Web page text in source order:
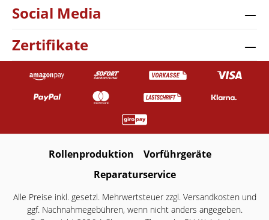
Social Media
Zertifikate
Rollenproduktion
Vorführgeräte
Reparaturservice
Alle Preise inkl. gesetzl. Mehrwertsteuer zzgl. Versandkostenund
ggf. Nachnahmegebühren, wenn nicht anders angegeben.